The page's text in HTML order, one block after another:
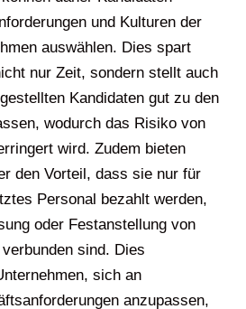
in der Rekrutierung und
verfügen
in verschiedenen
und können daher
den Anforderungen und
Unternehmen auswählen.
nicht nur Zeit,
dass die eingestellten
jeweiligen Rollen passen,
Fehlbesetzungen
bieten
den Vorteil, dass sie nur für